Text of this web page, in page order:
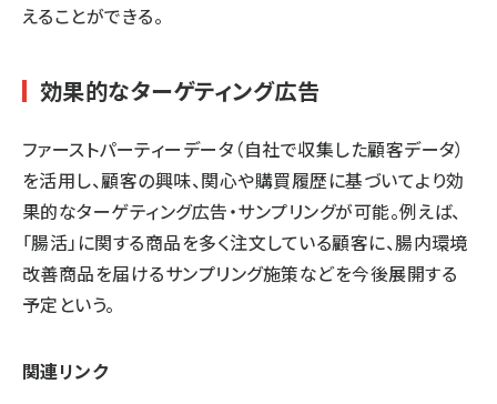
えることができる。
効果的なターゲティング広告
ファーストパーティーデータ（自社で収集した顧客データ）
を活用し、顧客の興味、関心や購買履歴に基づいてより効
果的なターゲティング広告・サンプリングが可能。例えば、
「腸活」に関する商品を多く注文している顧客に、腸内環境
改善商品を届けるサンプリング施策などを今後展開する
予定という。
関連リンク